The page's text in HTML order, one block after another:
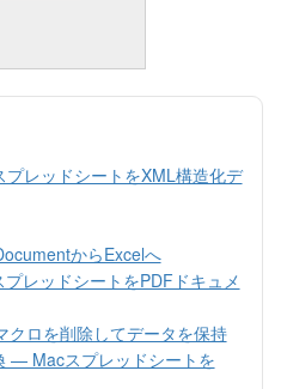
レッドシートをXML構造化デ
からExcelへ
レッドシートをPDFドキュメ
ロを削除してデータを保持
— Macスプレッドシートを